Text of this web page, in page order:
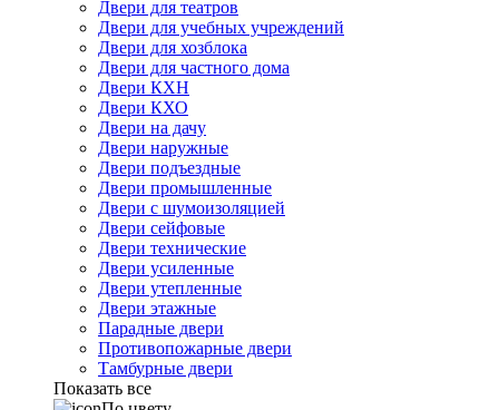
Двери для театров
Двери для учебных учреждений
Двери для хозблока
Двери для частного дома
Двери КХН
Двери КХО
Двери на дачу
Двери наружные
Двери подъездные
Двери промышленные
Двери с шумоизоляцией
Двери сейфовые
Двери технические
Двери усиленные
Двери утепленные
Двери этажные
Парадные двери
Противопожарные двери
Тамбурные двери
Показать все